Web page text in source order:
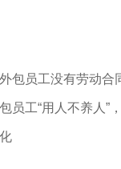
包员工没有劳动合
员工“用人不养人”